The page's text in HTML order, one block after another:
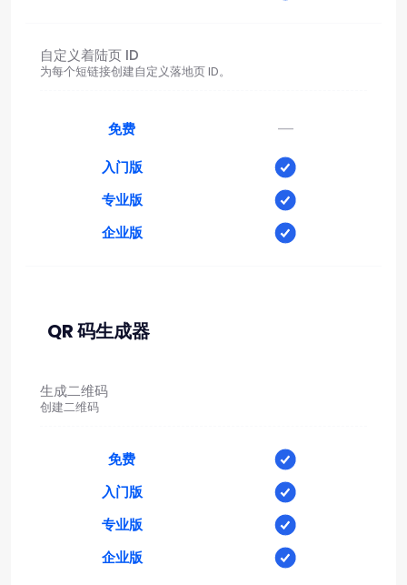
自定义着陆页 ID
为每个短链接创建自定义落地页 ID。
免费 —
入门版
专业版
企业版
QR 码生成器
生成二维码
创建二维码
免费
入门版
专业版
企业版